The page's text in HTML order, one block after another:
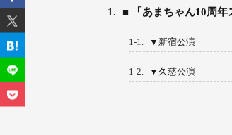
1. ■ 「あまちゃん10周年
1-1. ▼新宿公演
1-2. ▼久慈公演